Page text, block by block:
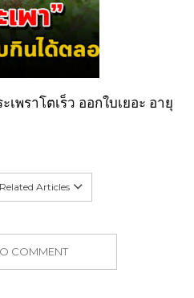
พราโตเร็ว ออกใบเยอะ อายุ
Articles
COMMENT